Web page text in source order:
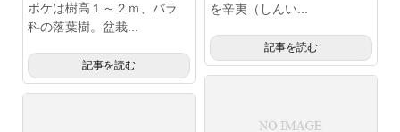
を辛夷（しんい...
記事を読む
ボケは樹高１～２ｍ、バラ
科の落葉樹。盆栽...
記事を読む